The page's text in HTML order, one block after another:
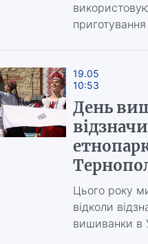
19.05
10:53
День
Цього року
відколи
вишиванки в